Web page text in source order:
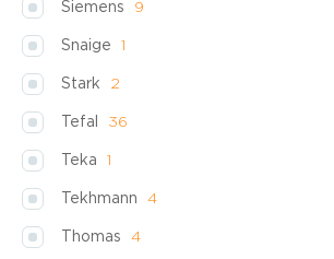
Siemens 9
Snaige 1
Stark 2
Tefal 36
Teka 1
Tekhmann 4
Thomas 4